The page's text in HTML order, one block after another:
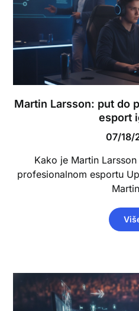
Martin Larsson: put do
esport
07/18/
Kako je Martin
profesionalnom esportu